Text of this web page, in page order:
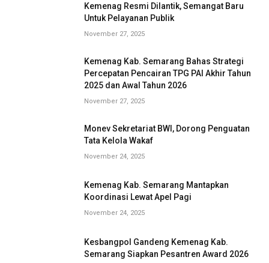
Kemenag Resmi Dilantik, Semangat Baru
Untuk Pelayanan Publik
November 27, 2025
Kemenag Kab. Semarang Bahas Strategi
Percepatan Pencairan TPG PAI Akhir Tahun
2025 dan Awal Tahun 2026
November 27, 2025
Monev Sekretariat BWI, Dorong Penguatan
Tata Kelola Wakaf
November 24, 2025
Kemenag Kab. Semarang Mantapkan
Koordinasi Lewat Apel Pagi
November 24, 2025
Kesbangpol Gandeng Kemenag Kab.
Semarang Siapkan Pesantren Award 2026